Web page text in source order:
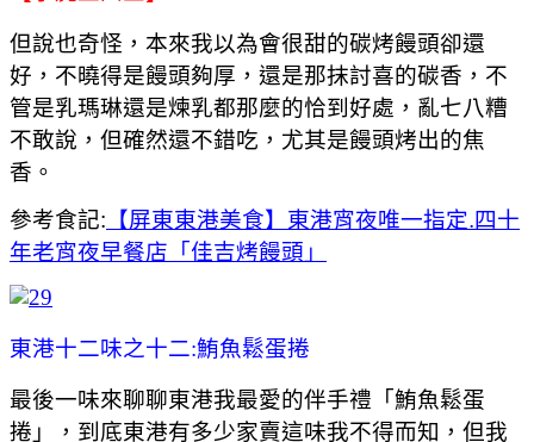
但說也奇怪，本來我以為會很甜的碳烤饅頭卻還
好，不曉得是饅頭夠厚，還是那抹討喜的碳香，不
管是乳瑪琳還是煉乳都那麼的恰到好處，亂七八糟
不敢說，但確然還不錯吃，尤其是饅頭烤出的焦
香。
參考食記: 【屏東東港美食】東港宵夜唯一指定.四十
年老宵夜早餐店「佳吉烤饅頭」
東港十二味之十二:鮪魚鬆蛋捲
最後一味來聊聊東港我最愛的伴手禮「鮪魚鬆蛋
捲」，到底東港有多少家賣這味我不得而知，但我